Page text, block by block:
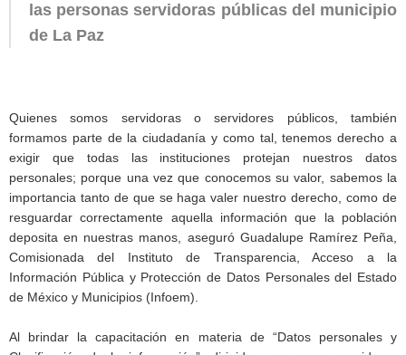
las personas servidoras públicas del municipio
de La Paz
Quienes somos servidoras o servidores públicos, también
formamos parte de la ciudadanía y como tal, tenemos derecho a
exigir que todas las instituciones protejan nuestros datos
personales; porque una vez que conocemos su valor, sabemos la
importancia tanto de que se haga valer nuestro derecho, como de
resguardar correctamente aquella información que la población
deposita en nuestras manos, aseguró Guadalupe Ramírez Peña,
Comisionada del Instituto de Transparencia, Acceso a la
Información Pública y Protección de Datos Personales del Estado
de México y Municipios (Infoem).
Al brindar la capacitación en materia de “Datos personales y